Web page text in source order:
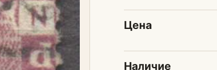
Цена
Наличие